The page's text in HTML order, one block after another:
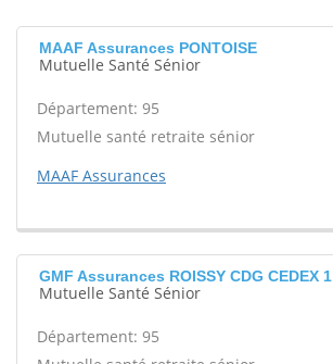
MAAF Assurances PONTOISE
Mutuelle Santé Sénior
Département: 95
Mutuelle santé retraite sénior
MAAF Assurances
GMF Assurances ROISSY CDG CEDEX 1
Mutuelle Santé Sénior
Département: 95